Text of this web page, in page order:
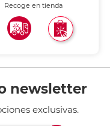
Recoge en tienda
newsletter
exclusivas.